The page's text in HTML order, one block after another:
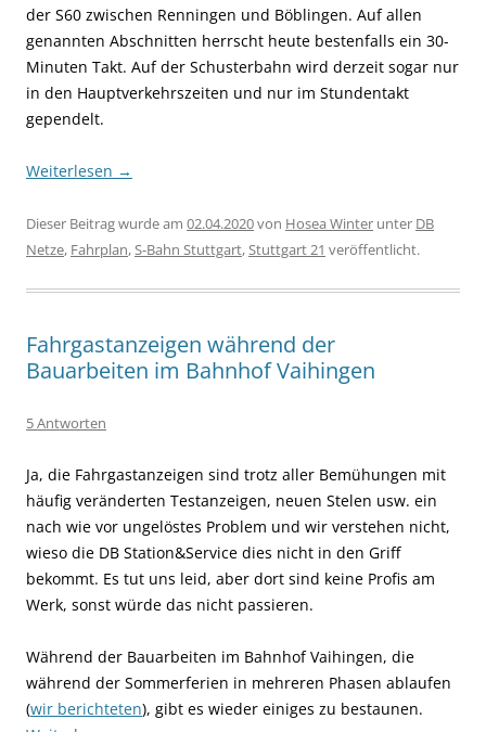
der S60 zwischen Renningen und Böblingen. Auf allen
genannten Abschnitten herrscht heute bestenfalls ein 30-
Minuten Takt. Auf der Schusterbahn wird derzeit sogar nur
in den Hauptverkehrszeiten und nur im Stundentakt
gependelt.
Weiterlesen →
Dieser Beitrag wurde am 02.04.2020von Hosea Winter unter DB
Netze, Fahrplan,S-Bahn Stuttgart,Stuttgart 21 veröffentlicht.
Fahrgastanzeigen während der
Bauarbeiten im Bahnhof Vaihingen
5 Antworten
Ja, die Fahrgastanzeigen sind trotz aller Bemühungen mit
häufig veränderten Testanzeigen, neuen Stelen usw. ein
nach wie vor ungelöstes Problem und wir verstehen nicht,
wieso die DB Station&Service dies nicht in den Griff
bekommt. Es tut uns leid, aber dort sind keine Profis am
Werk, sonst würde das nicht passieren.
Während der Bauarbeiten im Bahnhof Vaihingen, die
während der Sommerferien in mehreren Phasen ablaufen
(wir berichteten), gibt es wieder einiges zu bestaunen.